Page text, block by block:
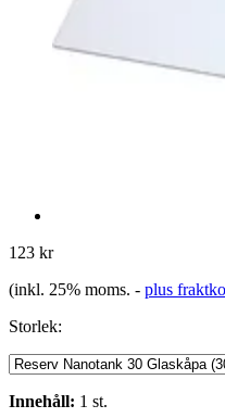
123 kr
(inkl. 25% moms. - plus
Storlek:
Innehåll: 1 st.